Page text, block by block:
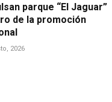
parque “El Jaguar”
de la promoción
2026